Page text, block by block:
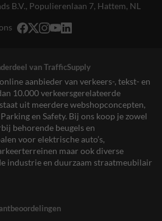
B.V., Populierenlaan 7, Hattem, NL
van TrafficSupply
aanbieder van verkeers-, tekst- en
10.000 verkeersgerelateerde
uit meerdere webshopconcepten,
en Safety. Bij ons koop je zowel
behorende beugels en
voor elektrische auto’s,
maar ook diverse
industrie en duurzaam straatmeubilair